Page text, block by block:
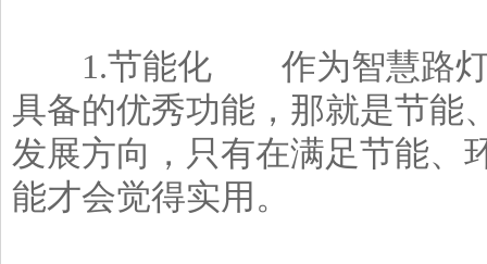
1.节能化 作为智慧路
具备的优秀功能，那就是节能
发展方向，只有在满足节能、
能才会觉得实用。